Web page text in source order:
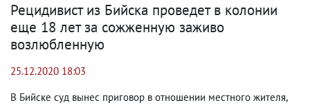
Рецидивист из Бийска проведет в колонии
еще 18 лет за сожженную заживо
возлюбленную
25.12.2020 18:03
В Бийске суд вынес приговор в отношении местного жителя,